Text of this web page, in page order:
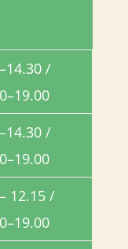
/
/
12.15 /